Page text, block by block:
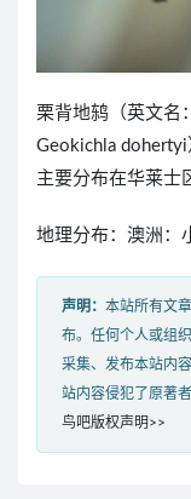
栗背地鸫（英文名
Geokichla dohertyi
主要分布在华莱士
地理分布：澳洲：
声明： 本站所有文
布。任何个人或组
采集、发布本站内
站内容侵犯了原著
鸟吧版权声明>>